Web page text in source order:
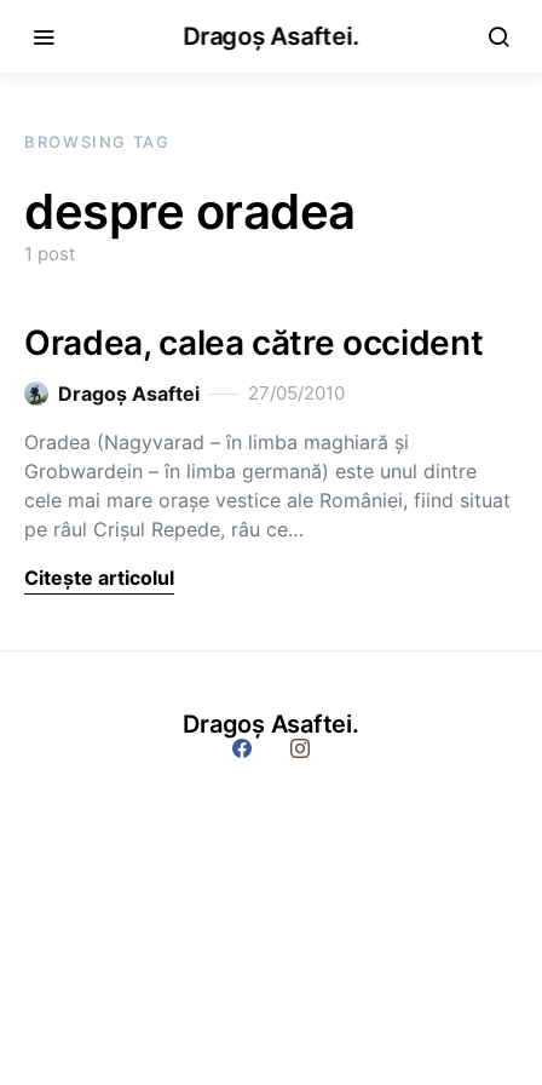
Dragoș Asaftei.
BROWSING TAG
despre oradea
1 post
Oradea, calea către occident
Dragoş Asaftei 27/05/2010
Oradea (Nagyvarad – în limba maghiară şi
Grobwardein – în limba germană) este unul dintre
cele mai mare oraşe vestice ale României, fiind situat
pe râul Crişul Repede, râu ce…
Citește articolul
Dragoș Asaftei.